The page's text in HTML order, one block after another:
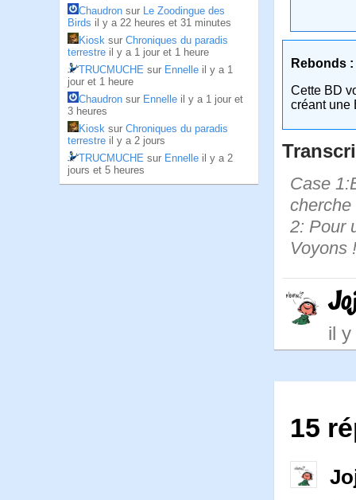
Chaudron sur Le Zoodingue des
Birds il y a 22 heures et 31 minutes
Kiosk sur Chroniques du paradis
terrestre il y a 1 jour et 1 heure
TRUCMUCHE sur Ennelle il y a 1
jour et 1 heure
Chaudron sur Ennelle il y a 1 jour et
3 heures
Kiosk sur Chroniques du paradis
terrestre il y a 2 jours
TRUCMUCHE sur Ennelle il y a 2
jours et 5 heures
Rebonds :
Cette BD
créant une
Case
2: Pour
Voyons
il
15